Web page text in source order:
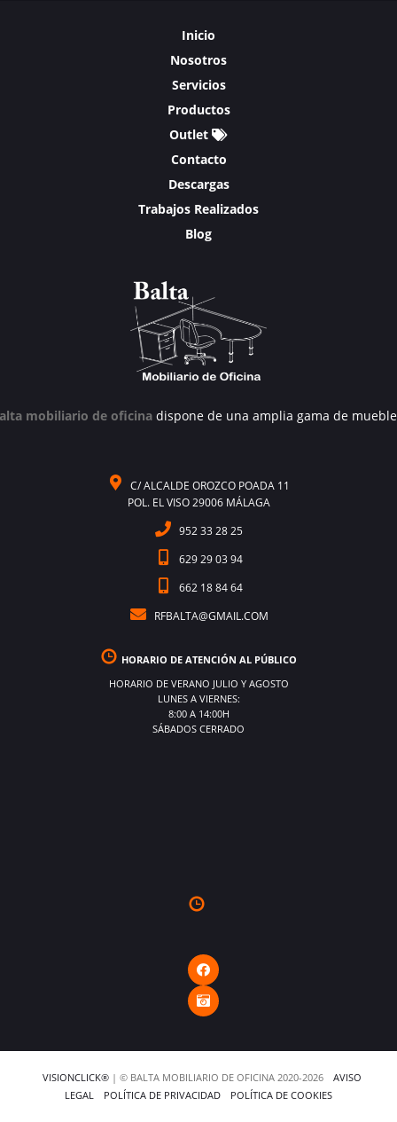
Inicio
Nosotros
Servicios
Productos
Outlet
Contacto
Descargas
Trabajos Realizados
Blog
mobiliario de oficinadispone de una amplia gama de
C/ ALCALDE OROZCO POADA 11
POL. EL VISO 29006 MÁLAGA
952 33 28 25
629 29 03 94
662 18 84 64
RFBALTA@GMAIL.COM
HORARIO DE ATENCIÓN AL PÚBLICO
HORARIO DE VERANO JULIO Y AGOSTO
LUNES A VIERNES:
8:00 A 14:00H
SÁBADOS CERRADO
VISIONCLICK® | © BALTA MOBILIARIO DE OFICINA 2020-2026
AVISO
LEGAL
POLÍTICA DE PRIVACIDAD POLÍTICA DE COOKIES